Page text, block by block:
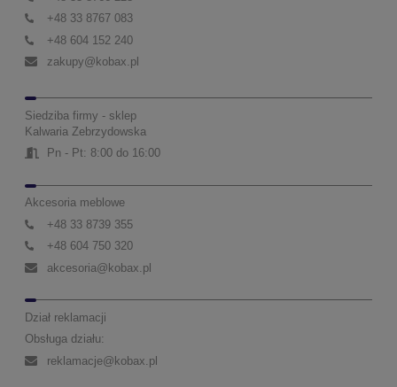
+48 33 8767 083
+48 604 152 240
zakupy@kobax.pl
Siedziba firmy - sklep
Kalwaria Zebrzydowska
Pn - Pt: 8:00 do 16:00
Akcesoria meblowe
+48 33 8739 355
+48 604 750 320
akcesoria@kobax.pl
Dział reklamacji
Obsługa działu:
reklamacje@kobax.pl